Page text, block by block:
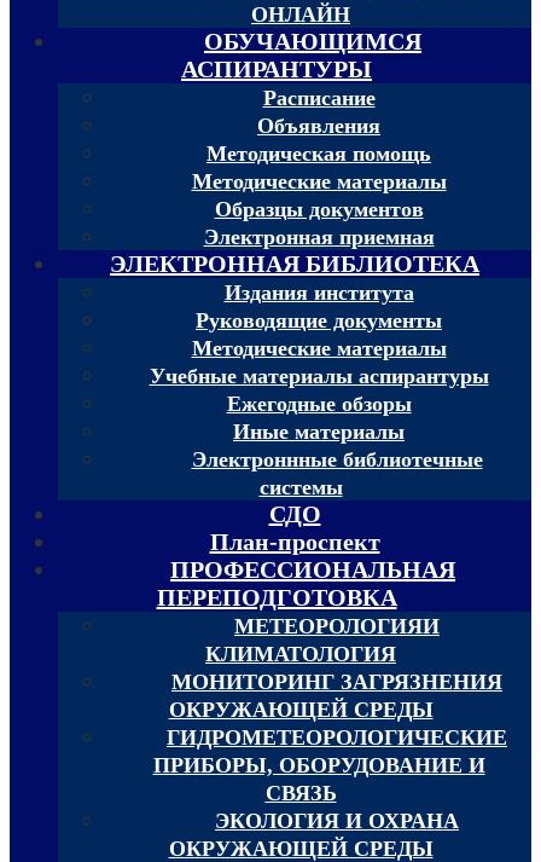
ОНЛАЙН
ОБУЧАЮЩИМСЯ
АСПИРАНТУРЫ
Расписание
Объявления
Методическая помощь
Методические материалы
Образцы документов
Электронная приемная
ЭЛЕКТРОННАЯ БИБЛИОТЕКА
Издания института
Руководящие документы
Методические материалы
Учебные материалы аспирантуры
Ежегодные обзоры
Иные материалы
Электроннные библиотечные
системы
СДО
План-проспект
ПРОФЕССИОНАЛЬНАЯ
ПЕРЕПОДГОТОВКА
МЕТЕОРОЛОГИЯИ
КЛИМАТОЛОГИЯ
МОНИТОРИНГ ЗАГРЯЗНЕНИЯ
ОКРУЖАЮЩЕЙ СРЕДЫ
ГИДРОМЕТЕОРОЛОГИЧЕСКИЕ
ПРИБОРЫ, ОБОРУДОВАНИЕ И
СВЯЗЬ
ЭКОЛОГИЯ И ОХРАНА
ОКРУЖАЮЩЕЙ СРЕДЫ